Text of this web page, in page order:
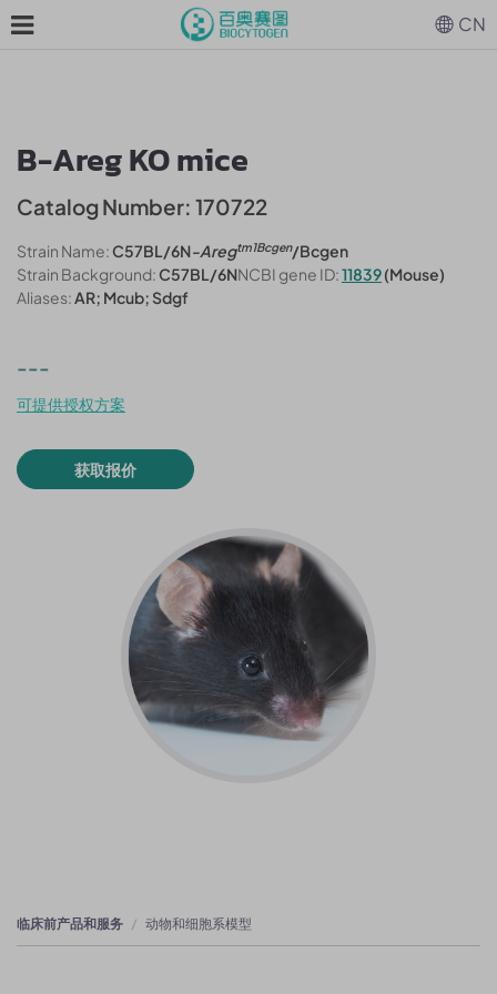
B-Areg KO mice
Catalog Number: 170722
Strain Name:C57BL/6N-Aregtm1Bcgen/Bcgen
Strain Background:C57BL/6NNCBI gene ID:11839(Mouse)
Aliases:AR; Mcub; Sdgf
---
可提供授权方案
获取报价
临床前产品和服务 动物和细胞系模型
CN